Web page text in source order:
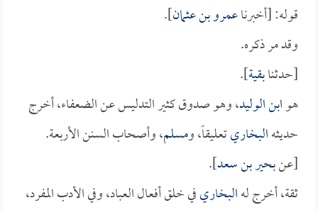
قوله: [أخبرناعمرو بن عثمان].
وقد مر ذكره.
[حدثنابقية].
هوابن الوليد، وهو صدوق كثير التدليس عن الضعفاء، أخرج
حديثهالبخاريتعليقاً، ومسلم، وأصحاب السنن الأربعة.
[عنبحير بن سعد].
ثقة، أخرج لهالبخاريفي خلق أفعال العباد، وفي الأدب المفرد،